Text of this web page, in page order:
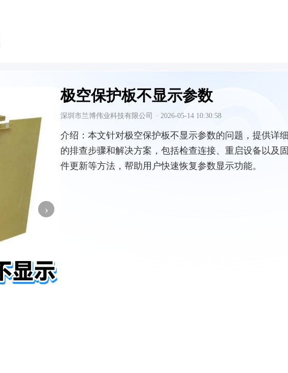
›
极空保护板不显示参数
深圳市兰博伟业科技有限公司 · 2026-05-14 10:30:58
介绍： 本文针对极空保护板不显示参数的问题，提供详细
的排查步骤和解决方案，包括检查连接、重启设备以及固
件更新等方法，帮助用户快速恢复参数显示功能。